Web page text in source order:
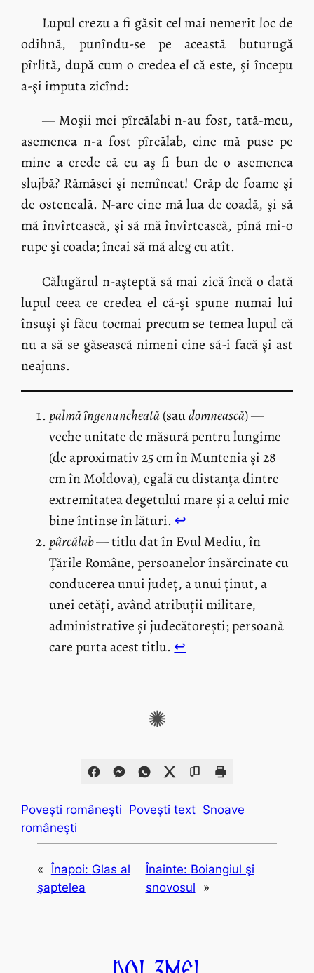
Lupul crezu a fi găsit cel mai nemerit loc de
odihnă, punîndu-se pe această buturugă
pîrlită, după cum o credea el că este, şi începu
a-şi imputa zicînd:
— Moşii mei pîrcălabi n-au fost, tată-meu,
asemenea n-a fost pîrcălab, cine mă puse pe
mine a crede că eu aş fi bun de o asemenea
slujbă? Rămăsei şi nemîncat! Crăp de foame şi
de osteneală. N-are cine mă lua de coadă, şi să
mă învîrtească, şi să mă învîrtească, pînă mi-o
rupe şi coada; încai să mă aleg cu atît.
Călugărul n-aşteptă să mai zică încă o dată
lupul ceea ce credea el că-şi spune numai lui
însuşi şi făcu tocmai precum se temea lupul că
nu a să se găsească nimeni cine să-i facă şi ast
neajuns.
palmă îngenuncheată(saudomnească) —
veche unitate de măsură pentru lungime
(de aproximativ 25 cm în Muntenia și 28
cm în Moldova), egală cu distanța dintre
extremitatea degetului mare și a celui mic
bine întinse în lături. ↩︎
pârcălab— titlu dat în Evul Mediu, în
Țările Române, persoanelor însărcinate cu
conducerea unui județ, a unui ținut, a
unei cetăți, având atribuții militare,
administrative și judecătorești; persoană
care purta acest titlu. ↩︎
✺
Poveşti româneşti Poveşti text Snoave
româneşti
« Înapoi: Glas al
şaptelea
Înainte: Boiangiul şi
snovosul
»